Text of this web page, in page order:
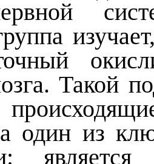
Такой
один из